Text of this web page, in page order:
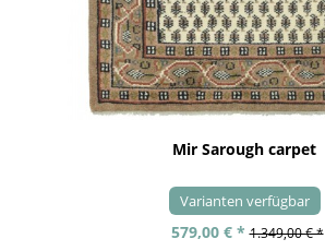
Mir Sarough carpet
Varianten verfügbar
579,00 € * 1.349,00 € *